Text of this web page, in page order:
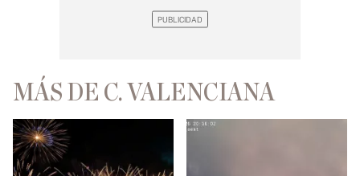
MÁS DE C. VALENCIANA